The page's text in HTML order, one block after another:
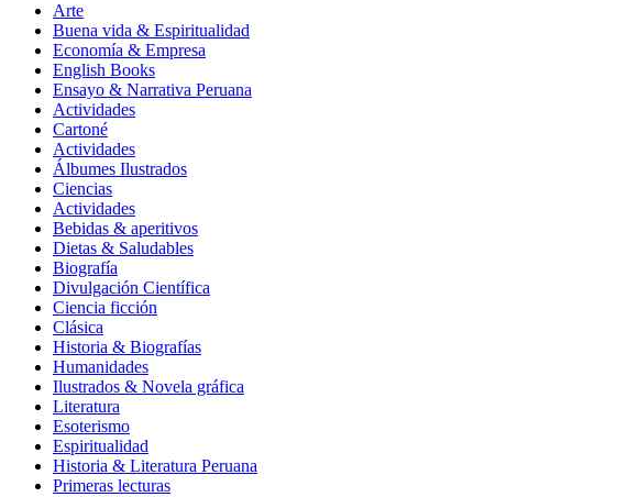
Arte
Buena vida & Espiritualidad
Economía & Empresa
English Books
Ensayo & Narrativa Peruana
Actividades
Cartoné
Actividades
Álbumes Ilustrados
Ciencias
Actividades
Bebidas & aperitivos
Dietas & Saludables
Biografía
Divulgación Científica
Ciencia ficción
Clásica
Historia & Biografías
Humanidades
Ilustrados & Novela gráfica
Literatura
Esoterismo
Espiritualidad
Historia & Literatura Peruana
Primeras lecturas